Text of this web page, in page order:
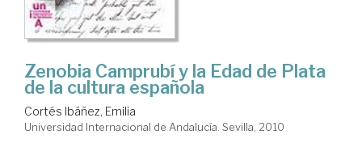
Zenobia Camprubí y la Edad de Plata
de la cultura española
Cortés Ibáñez, Emilia
Universidad Internacional de Andalucía. Sevilla, 2010